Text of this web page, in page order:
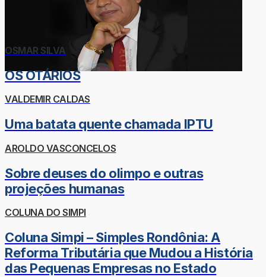
OSMAR SILVA
OS OTÁRIOS
VALDEMIR CALDAS
Uma batata quente chamada IPTU
AROLDO VASCONCELOS
Sobre deuses do olimpo e outras
projeções humanas
COLUNA DO SIMPI
Coluna Simpi – Simples Rondônia: A
Reforma Tributária que Mudou a História
das Pequenas Empresas no Estado